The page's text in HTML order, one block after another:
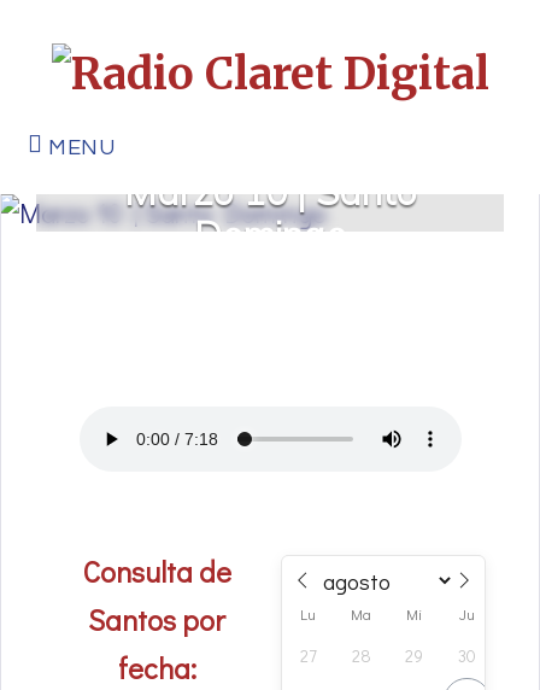
MENU
Marzo 10 | Santo
Domingo
Consulta de
Santos por
fecha:
Lu Ma Mi Ju
27 28 29 30